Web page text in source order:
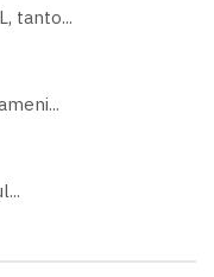
tanto...